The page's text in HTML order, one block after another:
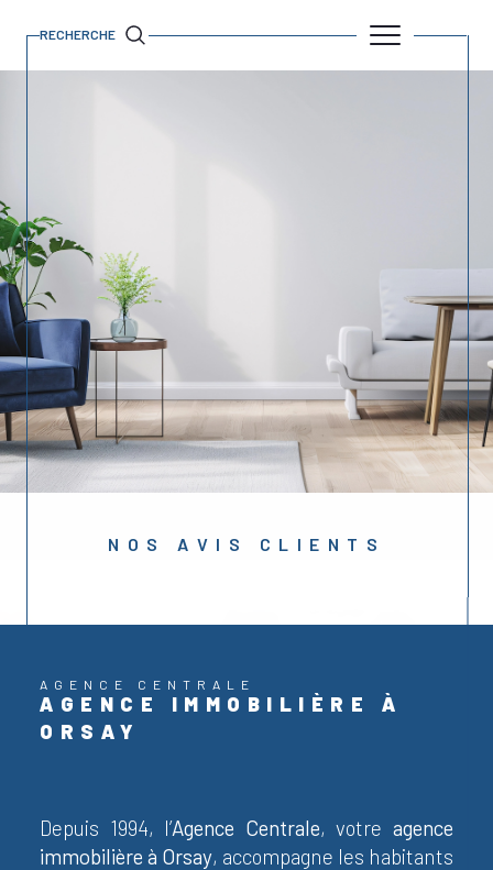
RECHERCHE
NOS AVIS CLIENTS
AGENCE CENTRALE
AGENCE IMMOBILIÈRE À
ORSAY
Depuis 1994, l’Agence Centrale, votre agence
immobilière à Orsay, accompagne les habitants